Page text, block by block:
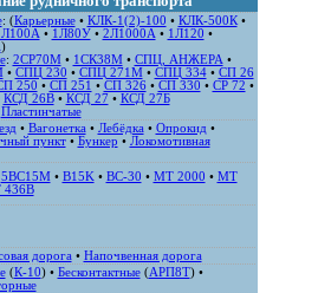
: (Карьерные• КЛК-1(2)-100 • КЛК-500К•
• 1Л80У• 2Л1000А • 1Л120 •
)
: 2СР70М• 1СК38М• СПЦ, АНЖЕРА •
• СПЦ 230 • СПЦ 271M• СПЦ 334• СП 26
250 • СП 251 • СП 326• СП 330 • СР 72 •
КСД 26В• КСД 27 • КСД 27Б
Пластинчатые
• Вагонетка • Лебёдка • Опрокид •
пункт• Бункер • Локомотивная
5ВС15М• B15K • ВС-30 • MT 2000 • MT
436B
дорога • Напочвенная дорога
(К-10) • Бесконтактные(АРП8Т) •